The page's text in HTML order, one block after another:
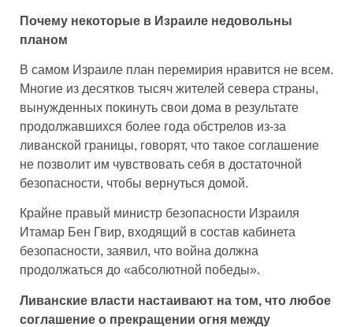
Почему некоторые в Израиле недовольны
планом
В самом Израиле план перемирия нравится не всем.
Многие из десятков тысяч жителей севера страны,
вынужденных покинуть свои дома в результате
продолжавшихся более года обстрелов из-за
ливанской границы, говорят, что такое соглашение
не позволит им чувствовать себя в достаточной
безопасности, чтобы вернуться домой.
Крайне правый министр безопасности Израиля
Итамар Бен Гвир, входящий в состав кабинета
безопасности, заявил, что война должна
продолжаться до «абсолютной победы».
Ливанские власти настаивают на том, что любое
соглашение о прекращении огня между